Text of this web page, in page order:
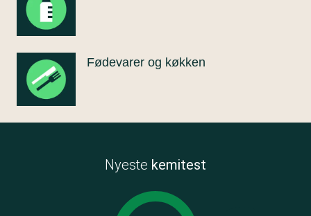
Fødevarer og køkken
Nyeste kemitest